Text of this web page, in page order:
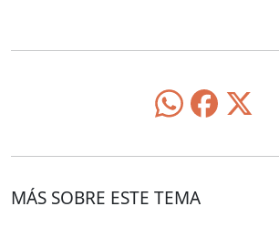
MÁS SOBRE ESTE TEMA